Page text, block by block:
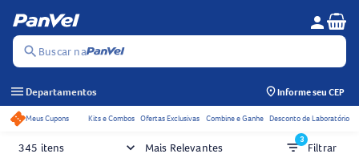
search Buscar na
Menu do
person
menu Departamentos Informe seu CEP
Acessos rápidos do cabeçalho
Meus Cupons Kits e Combos Ofertas Exclusivas Combine e Ganhe Desconto de Laboratório
345 itens keyboard_arrow_down Mais Relevantes filter_list3
Filtrar